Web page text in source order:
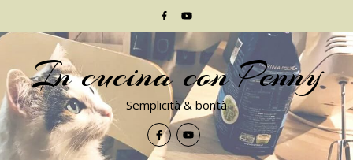
In cucina con Penny
Semplicità & bontà